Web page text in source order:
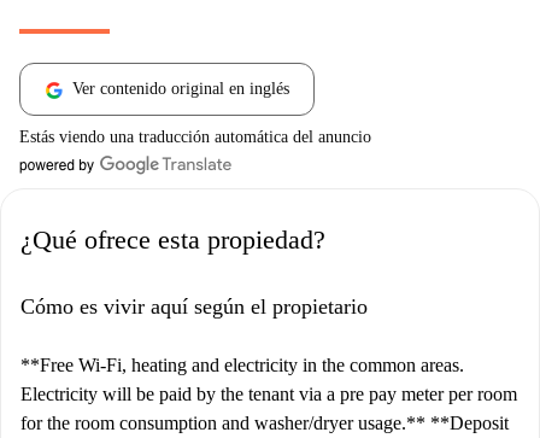
Ver contenido original en inglés
Estás viendo una traducción automática del anuncio
¿Qué ofrece esta propiedad?
Cómo es vivir aquí según el propietario
**Free Wi-Fi, heating and electricity in the common areas.
Electricity will be paid by the tenant via a pre pay meter per room
for the room consumption and washer/dryer usage.** **Deposit